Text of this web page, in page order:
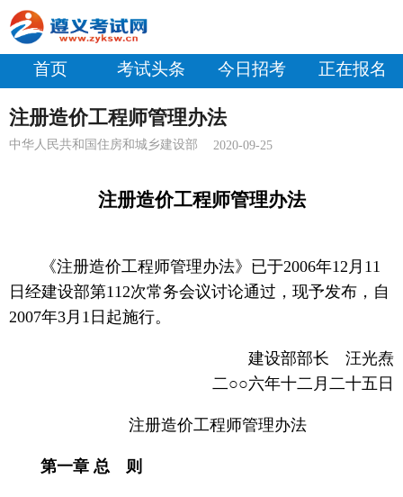
首页 考试头条 今日招考 正在报名
注册造价工程师管理办法
中华人民共和国住房和城乡建设部 2020-09-25
注册造价工程师管理办法
《注册造价工程师管理办法》已于2006年12月11
日经建设部第112次常务会议讨论通过，现予发布，自
2007年3月1日起施行。
建设部部长 汪光焘
二○○六年十二月二十五日
注册造价工程师管理办法
第一章 总 则